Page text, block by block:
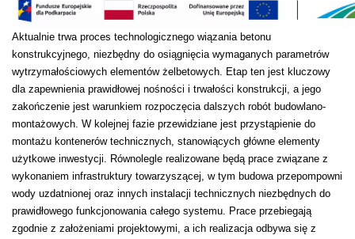
Aktualnie trwa proces technologicznego wiązania betonu
konstrukcyjnego, niezbędny do osiągnięcia wymaganych parametrów
wytrzymałościowych elementów żelbetowych. Etap ten jest kluczowy
dla zapewnienia prawidłowej nośności i trwałości konstrukcji, a jego
zakończenie jest warunkiem rozpoczęcia dalszych robót budowlano-
montażowych. W kolejnej fazie przewidziane jest przystąpienie do
montażu kontenerów technicznych, stanowiących główne elementy
użytkowe inwestycji. Równolegle realizowane będą prace związane z
wykonaniem infrastruktury towarzyszącej, w tym budowa przepompowni
wody uzdatnionej oraz innych instalacji technicznych niezbędnych do
prawidłowego funkcjonowania całego systemu. Prace przebiegają
zgodnie z założeniami projektowymi, a ich realizacja odbywa się z